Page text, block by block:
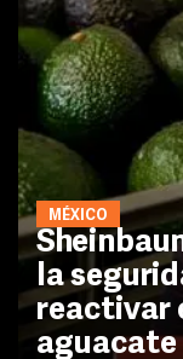
MÉXICO
la
reactivar
aguacate